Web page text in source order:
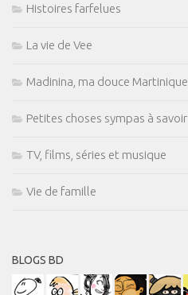
Histoires farfelues
La vie de Vee
Madinina, ma douce Martinique
Petites choses sympas à savoir
TV, films, séries et musique
Vie de famille
BLOGS BD